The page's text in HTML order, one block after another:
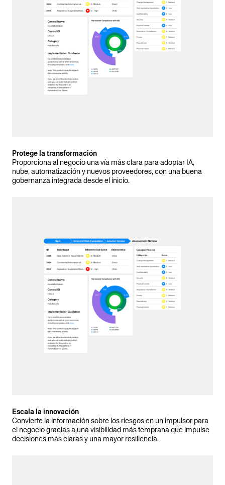
Protege la transformación
Proporciona al negocio una vía más clara para adoptar IA,
nube, automatización y nuevos proveedores, con una buena
gobernanza integrada desde el inicio.
Escala la innovación
Convierte la información sobre los riesgos en un impulsor para
el negocio gracias a una visibilidad más temprana que impulse
decisiones más claras y una mayor resiliencia.